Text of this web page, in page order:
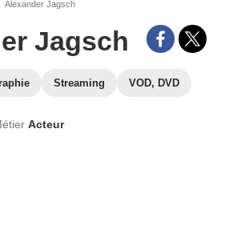
Alexander Jagsch
Jagsch
Streaming VOD, DVD
Acteur